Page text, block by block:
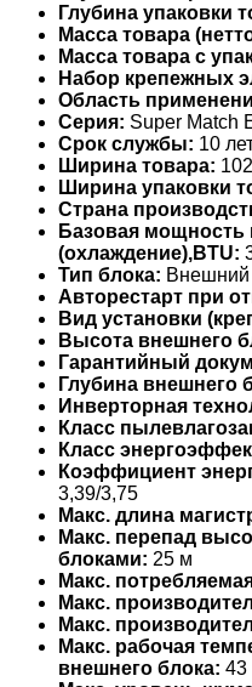
Глубина упаковки
Масса товара
Масса товара с
Набор крепежных
Область
Серия: Super Match
Срок службы: 10
Ширина товара:
Ширина упаковки
Страна
Базовая мощность
(охлаждение),BTU:
Тип блока: Внешний
Авторестарт при
Вид установки
Высота внешнего
Гарантийный
Глубина внешнего
Инверторная
Класс
Класс
Коэффициент
3,39/3,75
Макс. длина
Макс. перепад
блоками: 25 м
Макс.
Макс.
Макс.
Макс. рабочая
внешнего блока: 43